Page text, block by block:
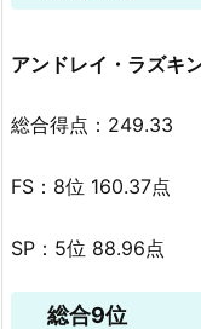
アンドレイ・ラズキ
総合得点：249.33
FS：8位 160.37点
SP：5位 88.96点
総合9位